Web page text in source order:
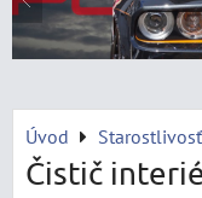
Úvod
Čistič